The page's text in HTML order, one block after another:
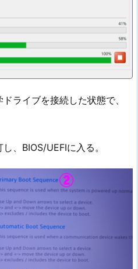
ライブを接続した状態で、
、BIOS/UEFIに入る。